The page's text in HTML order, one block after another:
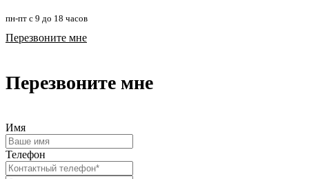
пн-пт с 9 до 18 часов
Перезвоните мне
Перезвоните мне
Имя
Телефон